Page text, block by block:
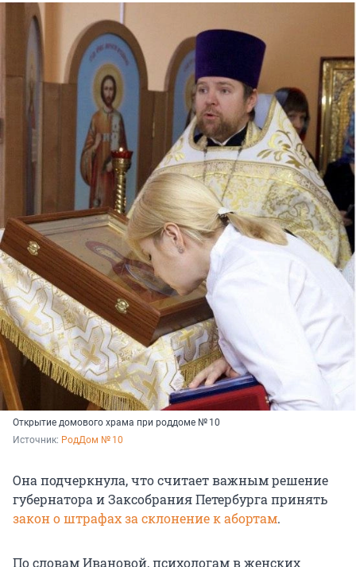
Открытие домового храма при роддоме № 10
Источник: РодДом № 10
Она подчеркнула, что считает важным решение
губернатора и Заксобрания Петербурга принять
закон о штрафах за склонение к абортам.
По словам Ивановой, психологам в женских